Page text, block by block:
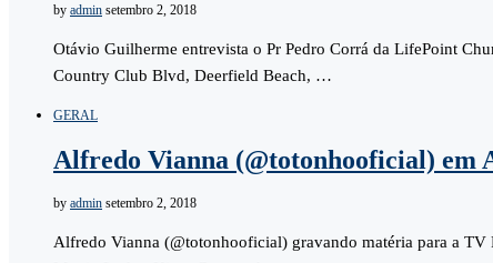
by admin setembro 2, 2018
Otávio Guilherme entrevista o Pr Pedro Corrá da LifePoint
Country Club Blvd, Deerfield Beach, …
GERAL
Alfredo Vianna (@totonhooficial)
by admin setembro 2, 2018
Alfredo Vianna (@totonhooficial) gravando matéria para a